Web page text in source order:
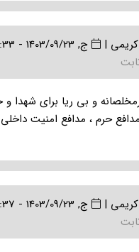
| ج, 1403/09/23 - 01:33
و بی ریا برای شهدا
حرم ، مدافع امنیت
| ج, 1403/09/23 - 01:37